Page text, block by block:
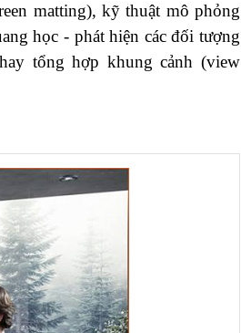
matting), kỹ thuật mô phỏng
học - phát hiện các đối tượng
tổng hợp khung cảnh (view